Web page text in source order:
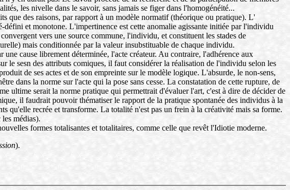
les nivelle dans le savoir, sans jamais se figer dans l'homogénéité...
que des raisons, par rapport à un modèle normatif (théorique ou pratique). L'
et monotone. L'impertinence est cette anomalie agissante initiée par l'individu
vers une source commune, l'individu, et constituent les stades de
mais conditionnée par la valeur insubstituable de chaque individu.
cause librement déterminée, l'acte créateur. Au contraire, l'adhérence aux
le sesn des attributs comiques, il faut considérer la réalisation de l'individu selon les
de ses actes et de son empreinte sur le modèle logique. L'absurde, le non-sens,
dans la norme sur l'acte qui la pose sans cesse. La constatation de cette rupture, de
ultime serait la norme pratique qui permettrait d'évaluer l'art, c'est à dire de décider de
il faudrait pouvoir thématiser le rapport de la pratique spontanée des individus à la
qu'elle recrée et transforme. La totalité n'est pas un frein à la créativité mais sa forme.
médias).
formes totalisantes et totalitaires, comme celle que revêt l'Idiotie moderne.
).